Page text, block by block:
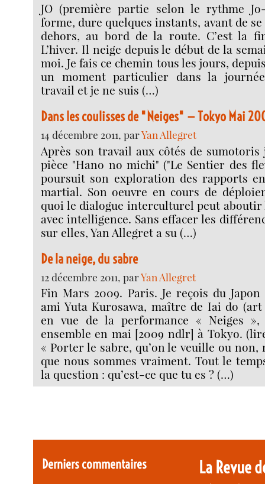
JO (première partie selon le rythme
forme, dure quelques instants, avant de se
dehors, au bord de la route. C’est la
L’hiver. Il neige depuis le début de la
moi. Je fais ce chemin tous les jours,
un moment particulier dans la
travail et je ne suis (…)
Dans les coulisses de "Neiges" — Tokyo Mai
14 décembre 2011, parYan Allegret
Après son travail aux côtés de sumotoris
pièce "Hano no michi" ("Le Sentier des
poursuit son exploration des rapports
martial. Son oeuvre en cours de
quoi le dialogue interculturel peut aboutir
avec intelligence. Sans effacer les
sur elles, Yan Allegret a su (…)
De la neige, du sabre
12 décembre 2011, parYan Allegret
Fin Mars 2009. Paris. Je reçois du
ami Yuta Kurosawa, maître de Iai do
en vue de la performance « Neiges
ensemble en mai [2009 ndlr] à Tokyo.
« Porter le sabre, qu’on le veuille ou non,
que nous sommes vraiment. Tout le
la question : qu’est-ce que tu es ? (…)
Derniers commentaires
La Revue